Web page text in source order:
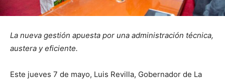
La nueva gestión apuesta por una administración técnica,
austera y eficiente.
Este jueves 7 de mayo, Luis Revilla, Gobernador de La